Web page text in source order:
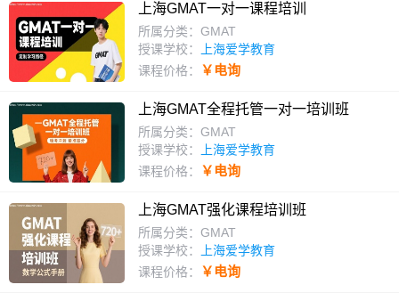
上海GMAT一对一课程培训
所属分类：GMAT
授课学校：
上海爱学教育
课程价格：
￥电询
上海GMAT全程托管一对一培训班
所属分类：GMAT
授课学校：
上海爱学教育
课程价格：
￥电询
上海GMAT强化课程培训班
所属分类：GMAT
授课学校：
上海爱学教育
课程价格：
￥电询